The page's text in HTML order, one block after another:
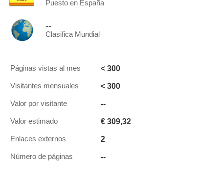
Puesto en España
--
Clasifica Mundial
Páginas vistas al mes < 300
Visitantes mensuales < 300
Valor por visitante --
Valor estimado € 309,32
Enlaces externos 2
Número de páginas --